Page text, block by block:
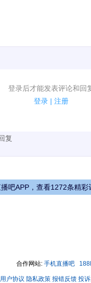
登录后才能发表评论和回
登录 | 注册
论了！
复
吧APP，查看1272条精彩
合作网站: 手机直播吧
用户协议 隐私政策 报错反馈 投